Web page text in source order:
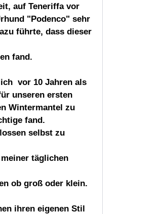
auf Teneriffa vor
"Podenco" sehr
führte, dass dieser
fand.
vor 10 Jahren als
unseren ersten
Wintermantel zu
fand.
selbst zu
täglichen
ob groß oder klein.
ihren eigenen Stil